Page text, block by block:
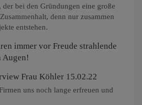
der bei den Gründungen eine große
denn nur zusammen
entstehen.
immer vor Freude strahlende
Augen!
Frau Köhler 15.02.22
uns noch lange erfreuen und